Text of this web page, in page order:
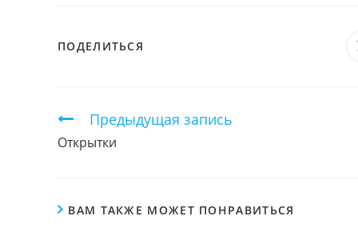
ПОДЕЛИТЬСЯ
Продолжить
чтение
Предыдущая запись
Открытки
ВАМ ТАКЖЕ МОЖЕТ ПОНРАВИТЬСЯ